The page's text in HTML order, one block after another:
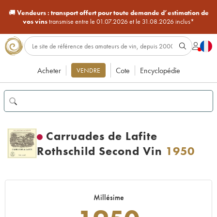
🚚Vendeurs : transport offert pour toute demande d’estimation de
vos vinstransmise entre le 01.07.2026 et le 31.08.2026 inclus*
Acheter VENDRE Cote Encyclopédie
Carruades de Lafite
Rothschild Second Vin 1950
Millésime